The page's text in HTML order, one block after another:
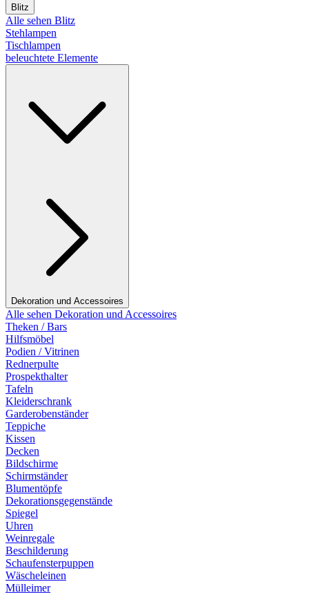
Blitz
Alle sehen Blitz
Stehlampen
Tischlampen
beleuchtete Elemente
Dekoration und Accessoires
Alle sehen Dekoration und Accessoires
Theken / Bars
Hilfsmöbel
Podien / Vitrinen
Rednerpulte
Prospekthalter
Tafeln
Kleiderschrank
Garderobenständer
Teppiche
Kissen
Decken
Bildschirme
Schirmständer
Blumentöpfe
Dekorationsgegenstände
Spiegel
Uhren
Weinregale
Beschilderung
Schaufensterpuppen
Wäscheleinen
Mülleimer